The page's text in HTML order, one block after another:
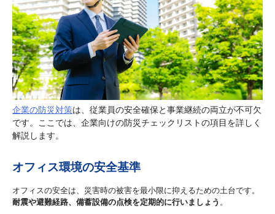
企業の防災対策は、従業員の安全確保と事業継続の両立が不可欠
です。ここでは、企業向けの防災チェックリストの項目を詳しく
解説します。
オフィス環境の安全基準
オフィスの安全は、災害時の被害を最小限に抑えるための土台です。
耐震や避難経路、備蓄設備の点検を定期的に行いましょう 。